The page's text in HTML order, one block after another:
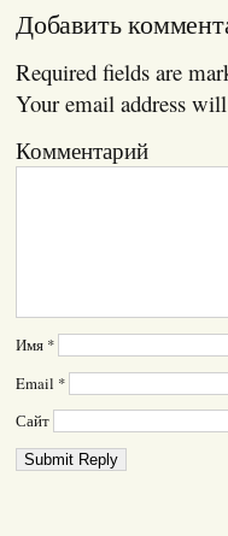
Добавить
Required fields are
Your email address will
Комментарий
Имя *
Email *
Сайт